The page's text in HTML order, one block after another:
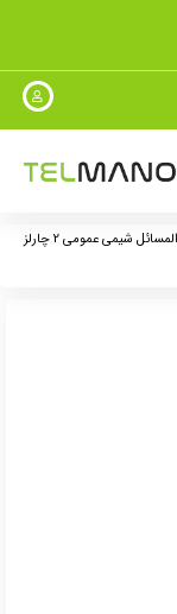
/ دانلود حل المسائل شیمی عمومی 2 چارلز